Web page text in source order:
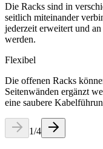
Die Racks sind in
seitlich miteinander
jederzeit erweitert und
werden.
Flexibel
Die offenen Racks
Seitenwänden ergänzt
eine saubere
1/4